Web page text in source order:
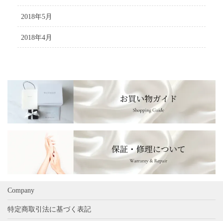
2018年5月
2018年4月
Company
特定商取引法に基づく表記